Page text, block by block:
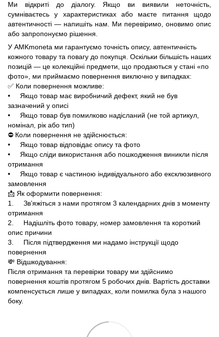
Ми відкриті до діалогу. Якщо ви виявили неточність,
сумніваєтесь у характеристиках або маєте питання щодо
автентичності — напишіть нам. Ми перевіримо, оновимо опис
або запропонуємо рішення.
У AMKmoneta ми гарантуємо точність опису, автентичність
кожного товару та повагу до покупця. Оскільки більшість наших
позицій — це колекційні предмети, що продаються у стані «по
фото», ми приймаємо повернення виключно у випадках:
✅ Коли повернення можливе:
• Якщо товар має виробничий дефект, який не був
зазначений у описі
• Якщо товар був помилково надісланий (не той артикул,
номінал, рік або тип)
⛔ Коли повернення не здійснюється:
• Якщо товар відповідає опису та фото
• Якщо сліди використання або пошкодження виникли після
отримання
• Якщо товар є частиною індивідуального або ексклюзивного
замовлення
📩 Як оформити повернення:
1. Зв’яжіться з нами протягом 3 календарних днів з моменту
отримання
2. Надішліть фото товару, номер замовлення та короткий
опис причини
3. Після підтвердження ми надамо інструкції щодо
повернення
💸 Відшкодування:
Після отримання та перевірки товару ми здійснимо
повернення коштів протягом 5 робочих днів. Вартість доставки
компенсується лише у випадках, коли помилка була з нашого
боку.